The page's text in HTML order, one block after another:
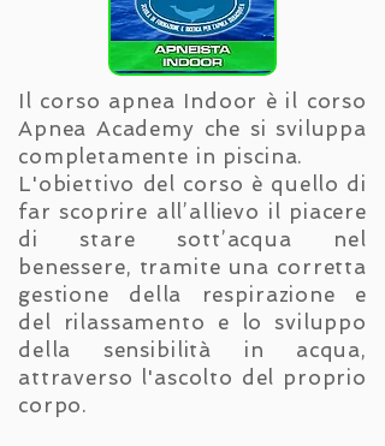
Il corso apnea Indoor è il corso
Apnea Academy che si sviluppa
completamente in piscina.
L'obiettivo del corso è quello di
far scoprire all’allievo il piacere
di stare sott’acqua nel
benessere, tramite una corretta
gestione della respirazione e
del rilassamento e lo sviluppo
della sensibilità in acqua,
attraverso l'ascolto del proprio
corpo.